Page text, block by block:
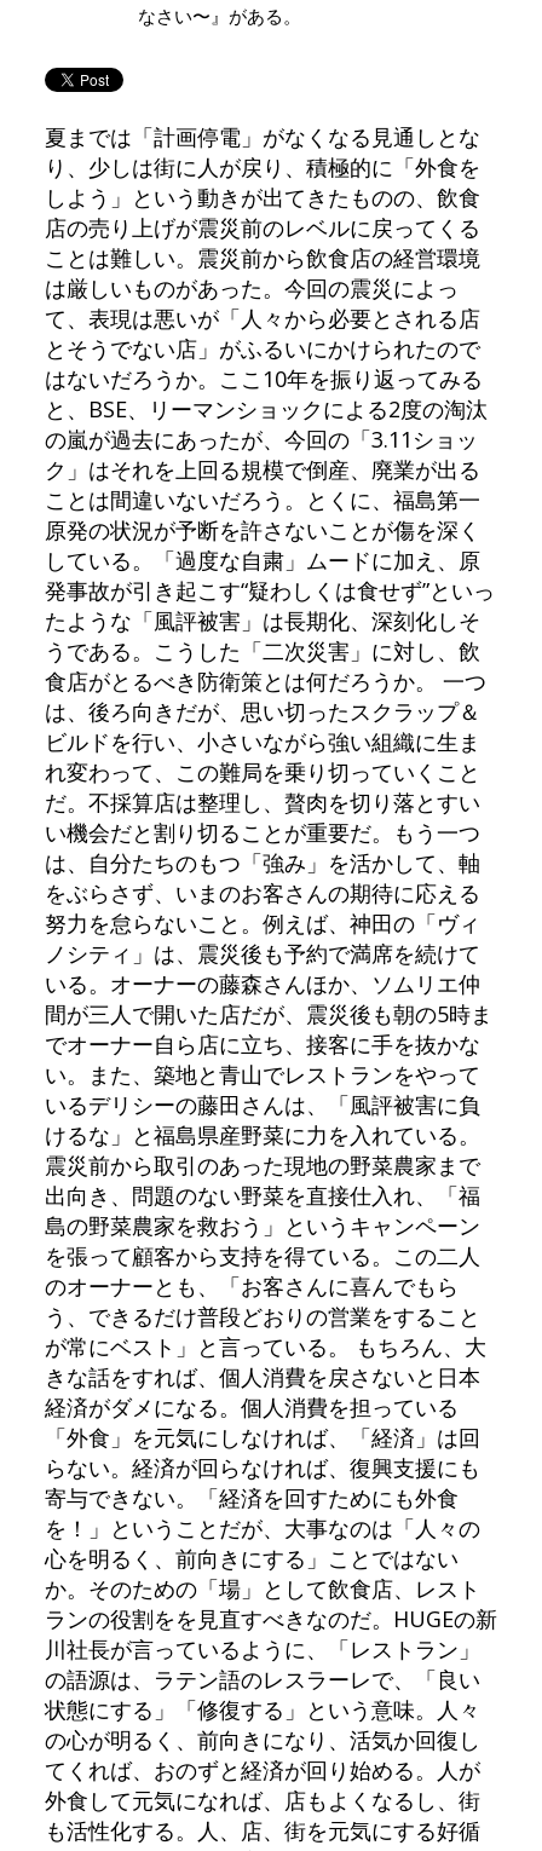
なさい〜』がある。
夏までは「計画停電」がなくなる見通しとな
り、少しは街に人が戻り、積極的に「外食を
しよう」という動きが出てきたものの、飲食
店の売り上げが震災前のレベルに戻ってくる
ことは難しい。震災前から飲食店の経営環境
は厳しいものがあった。今回の震災によっ
て、表現は悪いが「人々から必要とされる店
とそうでない店」がふるいにかけられたので
はないだろうか。ここ10年を振り返ってみる
と、BSE、リーマンショックによる2度の淘汰
の嵐が過去にあったが、今回の「3.11ショッ
ク」はそれを上回る規模で倒産、廃業が出る
ことは間違いないだろう。とくに、福島第一
原発の状況が予断を許さないことが傷を深く
している。「過度な自粛」ムードに加え、原
発事故が引き起こす“疑わしくは食せず”といっ
たような「風評被害」は長期化、深刻化しそ
うである。こうした「二次災害」に対し、飲
食店がとるべき防衛策とは何だろうか。 一つ
は、後ろ向きだが、思い切ったスクラップ＆
ビルドを行い、小さいながら強い組織に生ま
れ変わって、この難局を乗り切っていくこと
だ。不採算店は整理し、贅肉を切り落とすい
い機会だと割り切ることが重要だ。もう一つ
は、自分たちのもつ「強み」を活かして、軸
をぶらさず、いまのお客さんの期待に応える
努力を怠らないこと。例えば、神田の「ヴィ
ノシティ」は、震災後も予約で満席を続けて
いる。オーナーの藤森さんほか、ソムリエ仲
間が三人で開いた店だが、震災後も朝の5時ま
でオーナー自ら店に立ち、接客に手を抜かな
い。また、築地と青山でレストランをやって
いるデリシーの藤田さんは、「風評被害に負
けるな」と福島県産野菜に力を入れている。
震災前から取引のあった現地の野菜農家まで
出向き、問題のない野菜を直接仕入れ、「福
島の野菜農家を救おう」というキャンペーン
を張って顧客から支持を得ている。この二人
のオーナーとも、「お客さんに喜んでもら
う、できるだけ普段どおりの営業をすること
が常にベスト」と言っている。 もちろん、大
きな話をすれば、個人消費を戻さないと日本
経済がダメになる。個人消費を担っている
「外食」を元気にしなければ、「経済」は回
らない。経済が回らなければ、復興支援にも
寄与できない。「経済を回すためにも外食
を！」ということだが、大事なのは「人々の
心を明るく、前向きにする」ことではない
か。そのための「場」として飲食店、レスト
ランの役割をを見直すべきなのだ。HUGEの新
川社長が言っているように、「レストラン」
の語源は、ラテン語のレスラーレで、「良い
状態にする」「修復する」という意味。人々
の心が明るく、前向きになり、活気か回復し
てくれば、おのずと経済が回り始める。人が
外食して元気になれば、店もよくなるし、街
も活性化する。人、店、街を元気にする好循